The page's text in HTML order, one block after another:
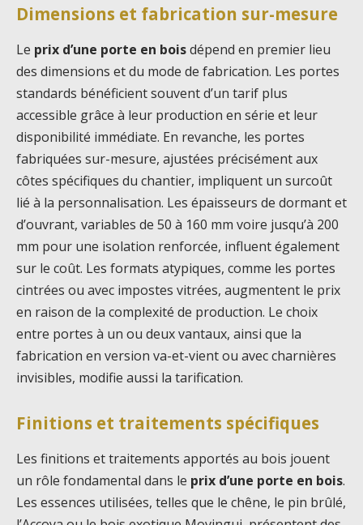
Dimensions et fabrication sur-mesure
Le prix d’une porte en boisdépend en premier lieu
des dimensions et du mode de fabrication. Les portes
standards bénéficient souvent d’un tarif plus
accessible grâce à leur production en série et leur
disponibilité immédiate. En revanche, les portes
fabriquées sur-mesure, ajustées précisément aux
côtes spécifiques du chantier, impliquent un surcoût
lié à la personnalisation. Les épaisseurs de dormant et
d’ouvrant, variables de 50 à 160 mm voire jusqu’à 200
mm pour une isolation renforcée, influent également
sur le coût. Les formats atypiques, comme les portes
cintrées ou avec impostes vitrées, augmentent le prix
en raison de la complexité de production. Le choix
entre portes à un ou deux vantaux, ainsi que la
fabrication en version va-et-vient ou avec charnières
invisibles, modifie aussi la tarification.
Finitions et traitements spécifiques
Les finitions et traitements apportés au bois jouent
un rôle fondamental dans le prix d’une porte en bois.
Les essences utilisées, telles que le chêne, le pin brûlé,